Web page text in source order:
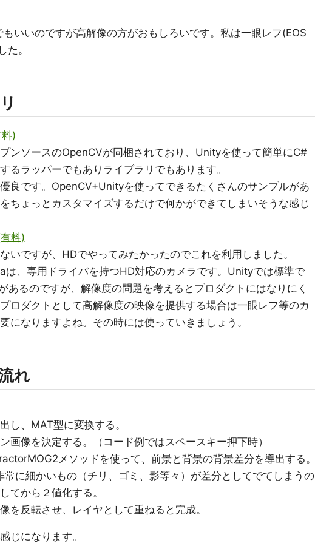
もいいのですが高解像の方がおもしろいです。私は一眼レフ(EOS
た。
)
ンソースのOpenCVが同梱されており、Unityを使って簡単にC#
るラッパーでもありライブラリでもあります。
良です。OpenCV+Unityを使ってできるたくさんのサンプルがあ
ちょっとカスタマイズするだけで何かができてしまいそうな感じ
料)
いですが、HDでやってみたかったのでこれを利用しました。
は、専用ドライバを持つHD対応のカメラです。Unityでは標準で
あるのですが、解像度の問題を考えるとプロダクトにはなりにく
ロダクトとして高解像度の映像を提供する場合は一眼レフ等のカ
になりますよね。その時には使っていきましょう。
れ
し、MAT型に変換する。
画像を決定する。（コード例ではスペースキー押下時）
メソッドを使って、前景と背景の背景差分を導出する
常に細かいもの（チリ、ゴミ、影等々）が差分としてでてしまうの
てから２値化する。
を反転させ、レイヤとして重ねると完成。
じになります。